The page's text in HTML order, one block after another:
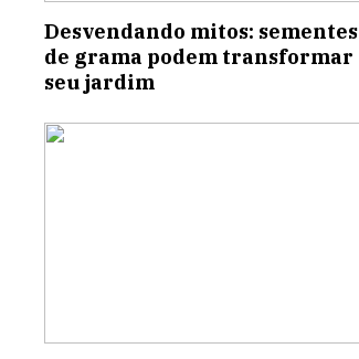
Desvendando mitos: sementes
de grama podem transformar
seu jardim